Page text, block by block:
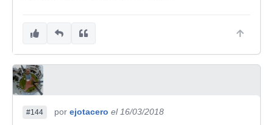
#144 por ejotacero el 16/03/2018